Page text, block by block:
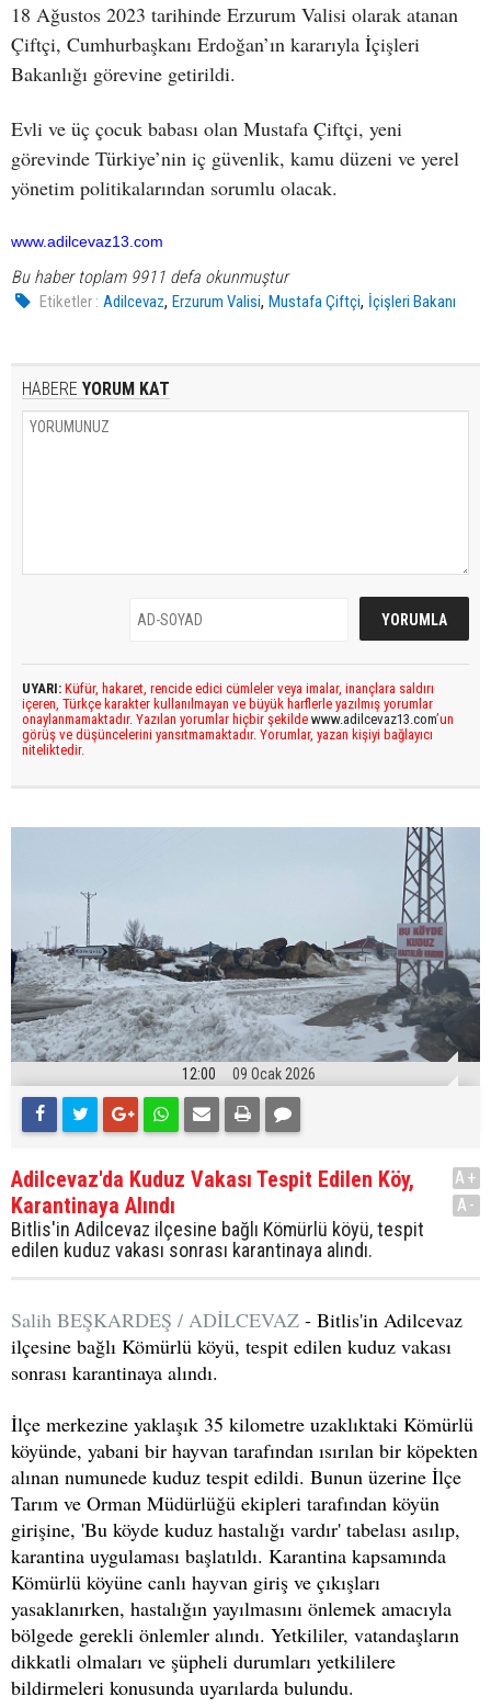
18 Ağustos 2023 tarihinde Erzurum Valisi olarak atanan
Çiftçi, Cumhurbaşkanı Erdoğan’ın kararıyla İçişleri
Bakanlığı görevine getirildi.
Evli ve üç çocuk babası olan Mustafa Çiftçi, yeni
görevinde Türkiye’nin iç güvenlik, kamu düzeni ve yerel
yönetim politikalarından sorumlu olacak.
www.adilcevaz13.com
Bu haber toplam 9911 defa okunmuştur
Etiketler : Adilcevaz,Erzurum Valisi,Mustafa Çiftçi, İçişleri Bakanı
HABERE YORUM KAT
UYARI: Küfür, hakaret, rencide edici cümleler veya imalar, inançlara saldırı
içeren, Türkçe karakter kullanılmayan ve büyük harflerle yazılmış yorumlar
onaylanmamaktadır. Yazılan yorumlar hiçbir şekilde www.adilcevaz13.com’un
görüş ve düşüncelerini yansıtmamaktadır. Yorumlar, yazan kişiyi bağlayıcı
niteliktedir.
12:00 09 Ocak 2026
Adilcevaz'da Kuduz Vakası Tespit Edilen Köy,
Karantinaya Alındı
Bitlis'in Adilcevaz ilçesine bağlı Kömürlü köyü, tespit
edilen kuduz vakası sonrası karantinaya alındı.
A+
A-
Salih BEŞKARDEŞ / ADİLCEVAZ - Bitlis'in Adilcevaz
ilçesine bağlı Kömürlü köyü, tespit edilen kuduz vakası
sonrası karantinaya alındı.
İlçe merkezine yaklaşık 35 kilometre uzaklıktaki Kömürlü
köyünde, yabani bir hayvan tarafından ısırılan bir köpekten
alınan numunede kuduz tespit edildi. Bunun üzerine İlçe
Tarım ve Orman Müdürlüğü ekipleri tarafından köyün
girişine, 'Bu köyde kuduz hastalığı vardır' tabelası asılıp,
karantina uygulaması başlatıldı. Karantina kapsamında
Kömürlü köyüne canlı hayvan giriş ve çıkışları
yasaklanırken, hastalığın yayılmasını önlemek amacıyla
bölgede gerekli önlemler alındı. Yetkililer, vatandaşların
dikkatli olmaları ve şüpheli durumları yetkililere
bildirmeleri konusunda uyarılarda bulundu.